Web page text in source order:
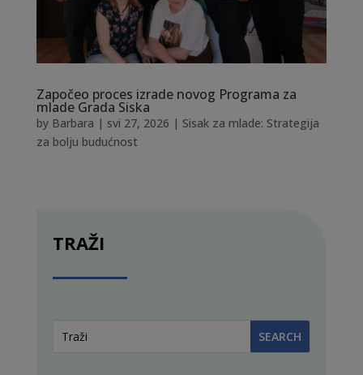
Započeo proces izrade novog Programa za
mlade Grada Siska
by Barbara | svi 27, 2026 | Sisak za mlade: Strategija
za bolju budućnost
TRAŽI